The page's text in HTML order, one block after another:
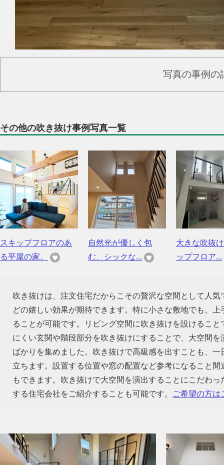
写真の事例の
その他の吹き抜け事例写真一覧
スキップフロアのあ
る平屋の家。
自然光が優しく包
む、シックな...
大きな吹抜
ップフロア...
吹き抜けは、注文住宅だからこその贅沢な空間として人
どの嬉しい効果が期待できます。特に小さな敷地でも、
ることが可能です。リビング空間に吹き抜けを設けるこ
にくい玄関や階段部分を吹き抜けにすることで、大空間
ばかりを集めました。吹き抜けで高級感を出すことも、
立ちます。設置する位置や窓の配置など参考になること
もできます。吹き抜けで大空間を演出することにこだわ
する住宅会社をご紹介することも可能です。
ご希望の方は